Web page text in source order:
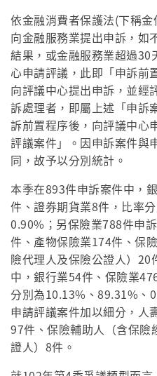
依金融消費者保護法(下稱
向金融服務業提出申訴，如
結果，或金融服務業超過30
心申請評議，此即「申訴前
向評議中心提出申訴，並經
訴處理者，即屬上述「申訴
訴前置程序後，向評議中心
評議案件」。因申訴案件與
同，故予以分別統計。
本季在893件申訴案件中，
件、證券期貨業8件，比率
0.90%；另保險業788件申
件、產物保險業174件、保
險代理人及保險公證人）
中，銀行業54件、保險業
分別為10.13%、89.31%、
申請評議案件加以細分，人
97件、保險輔助人（含保險
證人）8件。